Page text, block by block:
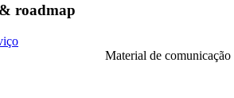
& roadmap